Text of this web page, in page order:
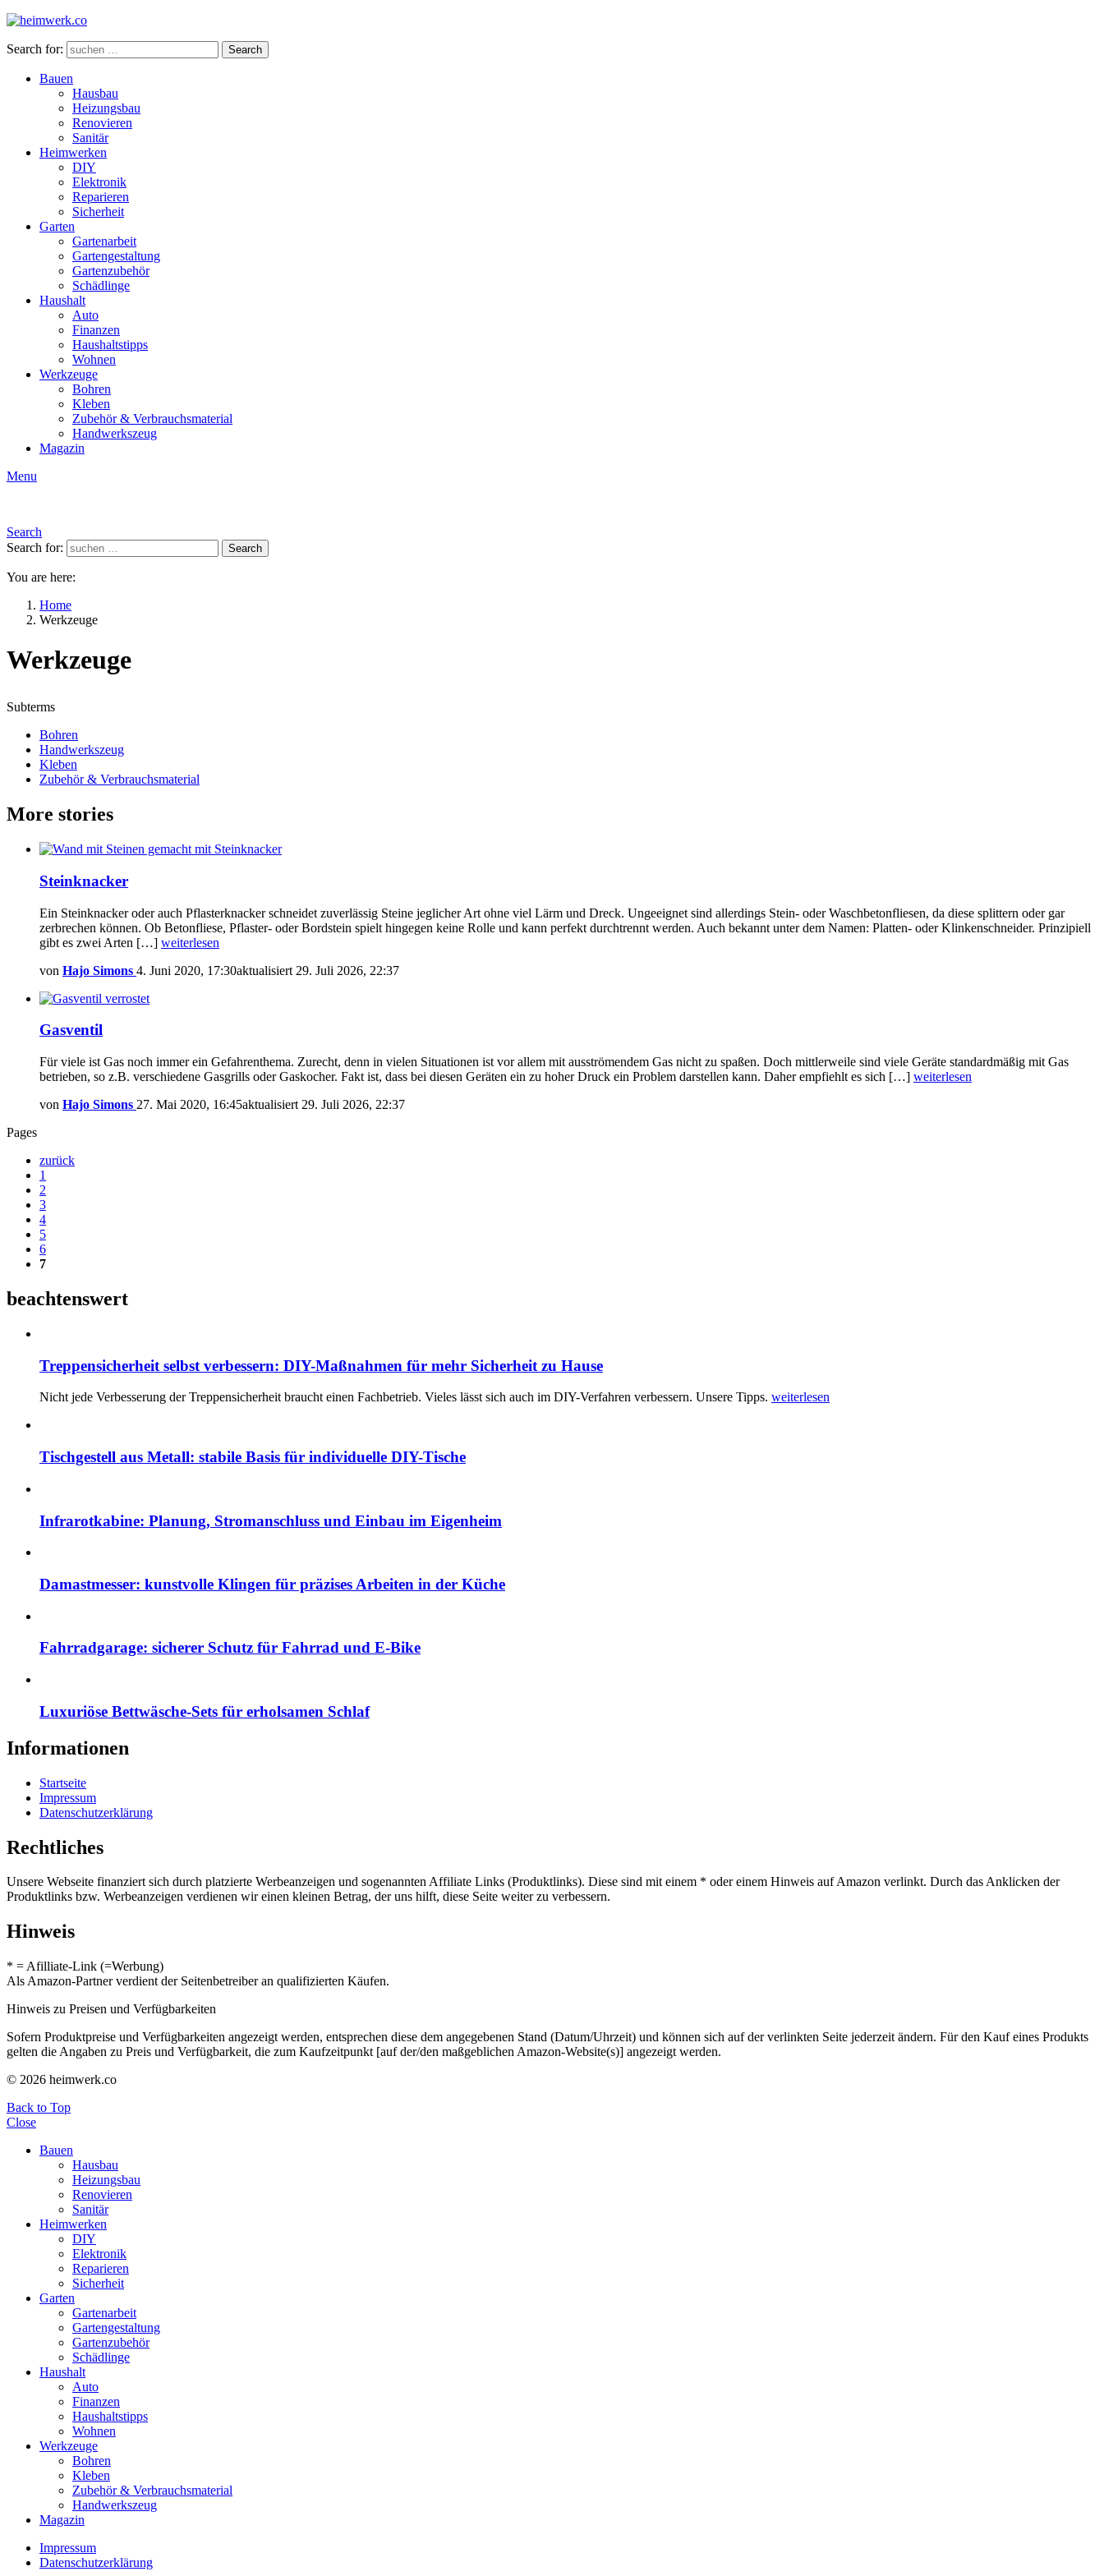
Search for: Search
Bauen
Hausbau
Heizungsbau
Renovieren
Sanitär
Heimwerken
DIY
Elektronik
Reparieren
Sicherheit
Garten
Gartenarbeit
Gartengestaltung
Gartenzubehör
Schädlinge
Haushalt
Auto
Finanzen
Haushaltstipps
Wohnen
Werkzeuge
Bohren
Kleben
Zubehör & Verbrauchsmaterial
Handwerkszeug
Magazin
Menu
Search
Search for:
Search
You are here:
Home
Werkzeuge
Werkzeuge
Subterms
Bohren
Handwerkszeug
Kleben
Zubehör & Verbrauchsmaterial
More stories
Steinknacker
Ein Steinknacker oder auch Pflasterknacker schneidet zuverlässig Steine jeglicher Art ohne viel Lärm und Dreck. Ungeeignet sind allerdings Stein- oder Waschbetonfliesen, da diese splittern oder gar
zerbrechen können. Ob Betonfliese, Pflaster- oder Bordstein spielt hingegen keine Rolle und kann perfekt durchtrennt werden. Auch bekannt unter dem Namen: Platten- oder Klinkenschneider. Prinzipiell
gibt es zwei Arten […] weiterlesen
von Hajo Simons 4. Juni 2020, 17:30aktualisiert 29. Juli 2026, 22:37
Gasventil
Für viele ist Gas noch immer ein Gefahrenthema. Zurecht, denn in vielen Situationen ist vor allem mit ausströmendem Gas nicht zu spaßen. Doch mittlerweile sind viele Geräte standardmäßig mit Gas
betrieben, so z.B. verschiedene Gasgrills oder Gaskocher. Fakt ist, dass bei diesen Geräten ein zu hoher Druck ein Problem darstellen kann. Daher empfiehlt es sich […] weiterlesen
von Hajo Simons 27. Mai 2020, 16:45aktualisiert 29. Juli 2026, 22:37
Pages
zurück
1
2
3
4
5
6
7
beachtenswert
Treppensicherheit selbst verbessern: DIY-Maßnahmen für mehr Sicherheit zu Hause
Nicht jede Verbesserung der Treppensicherheit braucht einen Fachbetrieb. Vieles lässt sich auch im DIY-Verfahren verbessern. Unsere Tipps. weiterlesen
Tischgestell aus Metall: stabile Basis für individuelle DIY-Tische
Infrarotkabine: Planung, Stromanschluss und Einbau im Eigenheim
Damastmesser: kunstvolle Klingen für präzises Arbeiten in der Küche
Fahrradgarage: sicherer Schutz für Fahrrad und E-Bike
Luxuriöse Bettwäsche-Sets für erholsamen Schlaf
Informationen
Startseite
Impressum
Datenschutzerklärung
Rechtliches
Unsere Webseite finanziert sich durch platzierte Werbeanzeigen und sogenannten Affiliate Links (Produktlinks). Diese sind mit einem * oder einem Hinweis auf Amazon verlinkt. Durch das Anklicken der
Produktlinks bzw. Werbeanzeigen verdienen wir einen kleinen Betrag, der uns hilft, diese Seite weiter zu verbessern.
Hinweis
* = Afilliate-Link (=Werbung)
Als Amazon-Partner verdient der Seitenbetreiber an qualifizierten Käufen.
Hinweis zu Preisen und Verfügbarkeiten
Sofern Produktpreise und Verfügbarkeiten angezeigt werden, entsprechen diese dem angegebenen Stand (Datum/Uhrzeit) und können sich auf der verlinkten Seite jederzeit ändern. Für den Kauf eines Produkts
gelten die Angaben zu Preis und Verfügbarkeit, die zum Kaufzeitpunkt [auf der/den maßgeblichen Amazon-Website(s)] angezeigt werden.
© 2026 heimwerk.co
Back to Top
Close
Bauen
Hausbau
Heizungsbau
Renovieren
Sanitär
Heimwerken
DIY
Elektronik
Reparieren
Sicherheit
Garten
Gartenarbeit
Gartengestaltung
Gartenzubehör
Schädlinge
Haushalt
Auto
Finanzen
Haushaltstipps
Wohnen
Werkzeuge
Bohren
Kleben
Zubehör & Verbrauchsmaterial
Handwerkszeug
Magazin
Impressum
Datenschutzerklärung